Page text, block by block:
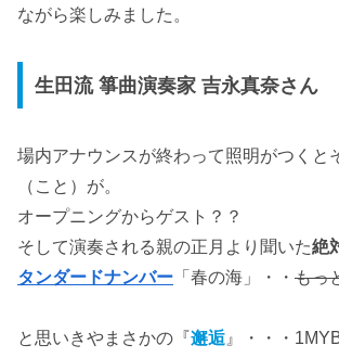
ながら楽しみました。
生田流 箏曲演奏家 吉永真奈さん
場内アナウンスが終わって照明がつくと
（こと）が。
オープニングからゲスト？？
そして演奏される親の正月より聞いた絶
タンダードナンバー 「春の海」・・ もっ
と思いきやまさかの『邂逅』・・・